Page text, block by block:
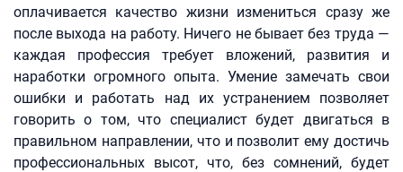
оплачивается качество жизни измениться сразу же
после выхода на работу. Ничего не бывает без труда —
каждая профессия требует вложений, развития и
наработки огромного опыта. Умение замечать свои
ошибки и работать над их устранением позволяет
говорить о том, что специалист будет двигаться в
правильном направлении, что и позволит ему достичь
профессиональных высот, что, без сомнений, будет